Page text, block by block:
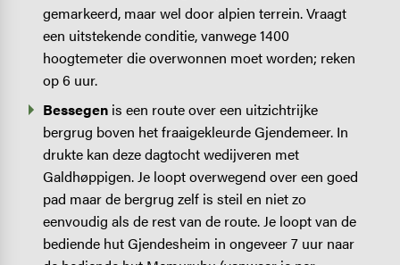
gemarkeerd, maar wel door alpien terrein. Vraagt
een uitstekende conditie, vanwege 1400
hoogtemeter die overwonnen moet worden; reken
op 6 uur.
Bessegen is een route over een uitzichtrijke
bergrug boven het fraaigekleurde Gjendemeer. In
drukte kan deze dagtocht wedijveren met
Galdhøppigen. Je loopt overwegend over een goed
pad maar de bergrug zelf is steil en niet zo
eenvoudig als de rest van de route. Je loopt van de
bediende hut Gjendesheim in ongeveer 7 uur naar